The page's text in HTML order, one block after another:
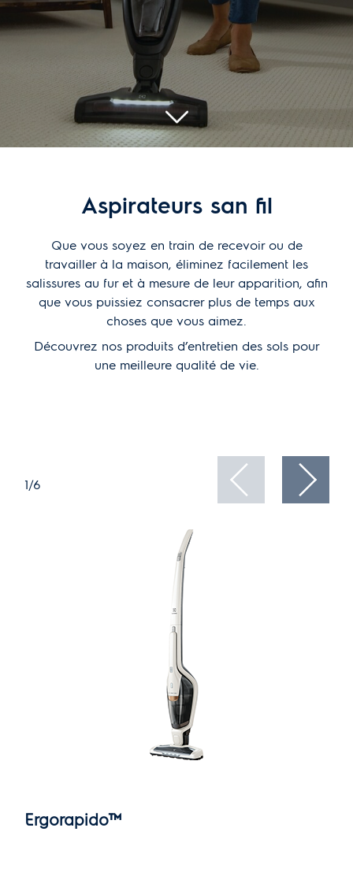
Aspirateurs san fil
Que vous soyez en train de recevoir ou de
travailler à la maison, éliminez facilement les
salissures au fur et à mesure de leur apparition, afin
que vous puissiez consacrer plus de temps aux
choses que vous aimez.
Découvrez nos produits d’entretien des sols pour
une meilleure qualité de vie.
1/6
Ergorapido™